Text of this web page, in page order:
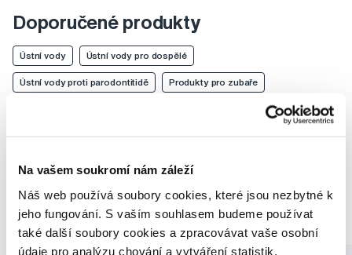
Na vašem soukromí nám záleží
Náš web používá soubory cookies, které jsou nezbytné k
jeho fungování. S vaším souhlasem budeme používat
také další soubory cookies a zpracovávat vaše osobní
údaje pro analýzu chování a vytváření statistik,
Doporučené produkty
Ústní vody Ústní vody pro dospělé
Ústní vody proti parodontitidě Produkty pro zubaře
Ústní vody pro dospělé GUM Sunstar
Produkty pro zubaře GUM Sunstar Ústní výplachy GUM Sunstar
Jak vybrat ústní vodu - názor odborníků